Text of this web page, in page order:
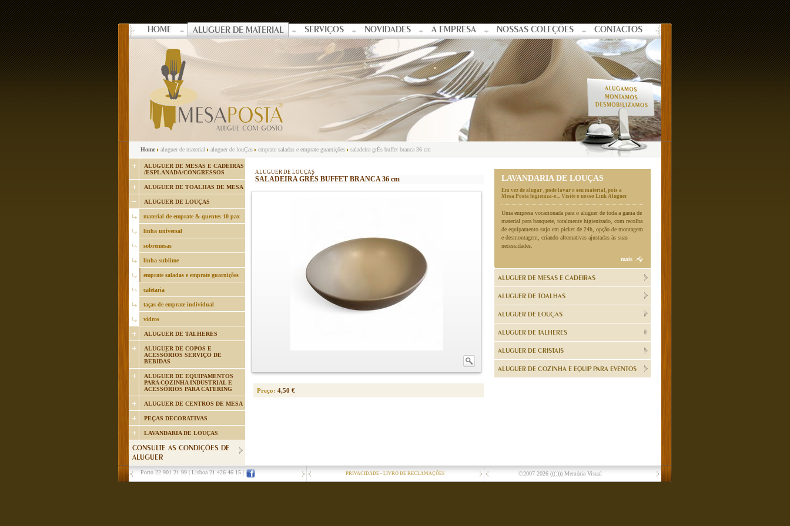
HOME ALUGUER DE MATERIAL SERVIÇOS NOVIDADES A EMPRESA NOSSAS COLEÇÕES CONTACTOS
Home aluguer de material aluguer de louÇas emprate saladas e emprate guarnições saladeira grÉs buffet branca 36 cm
ALUGUER DE MESAS E CADEIRAS
/ESPLANADA/CONGRESSOS
ALUGUER DE TOALHAS DE MESA
ALUGUER DE LOUÇAS
material de emprate & quentes 10 pax
linha universal
sobremesas
linha sublime
emprate saladas e emprate guarnições
cafetaria
taças de emprate individual
vidros
ALUGUER DE TALHERES
ALUGUER DE COPOS E
ACESSÓRIOS SERVIÇO DE
BEBIDAS
ALUGUER DE EQUIPAMENTOS
PARA COZINHA INDUSTRIAL E
ACESSÓRIOS PARA CATERING
ALUGUER DE CENTROS DE MESA
PEÇAS DECORATIVAS
LAVANDARIA DE LOUÇAS
CONSULTE AS CONDIÇÕES DE
ALUGUER
ALUGUER DE LOUÇAS
SALADEIRA GRÉS BUFFET BRANCA 36 cm
Preço: 4,50 €
LAVANDARIA DE LOUÇAS
Em vez de alugar , pode lavar o seu material, pois a
Mesa Posta higieniza-o... Visite o nosso Link Aluguer
Uma empresa vocacionada para o aluguer de toda a gama de
material para banquete, totalmente higienizado, com recolha
de equipamento sujo em picket de 24h, opção de montagem
e desmontagem, criando alternativas ajustadas às suas
necessidades.
mais
ALUGUER DE MESAS E CADEIRAS
ALUGUER DE TOALHAS
ALUGUER DE LOUÇAS
ALUGUER DE TALHERES
ALUGUER DE CRISTAIS
ALUGUER DE COZINHA E EQUIP PARA EVENTOS
Porto 22 901 21 99 Lisboa 21 426 46 15 PRIVACIDADE - LIVRO DE RECLAMAÇÕES ©2007-2026 (((:))) Memória Visual